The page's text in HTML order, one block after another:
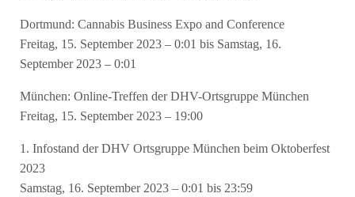
Dortmund: Cannabis Business Expo and Conference
Freitag, 15. September 2023 – 0:01 bis Samstag, 16.
September 2023 – 0:01
München: Online-Treffen der DHV-Ortsgruppe München
Freitag, 15. September 2023 – 19:00
1. Infostand der DHV Ortsgruppe München beim Oktoberfest
2023
Samstag, 16. September 2023 – 0:01 bis 23:59